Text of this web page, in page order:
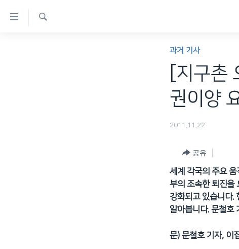
결
과거 기사
[지구촌
권이양
2011.11.22
공유
세계 각국의 주요 움
부의 조속한 퇴진을
강화되고 있습니다.
알아봅니다. 문철호
문) 문철호 기자, 이